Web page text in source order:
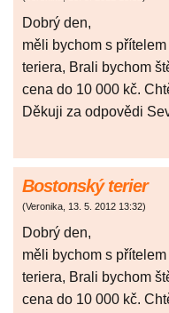
Dobrý den,
měli bychom s
teriera, Brali bychom
cena do 10 000 kč.
Děkuji za odpovědi
Bostonský terier
(Veronika, 13. 5. 2012 13:32)
Dobrý den,
měli bychom s
teriera, Brali bychom
cena do 10 000 kč.